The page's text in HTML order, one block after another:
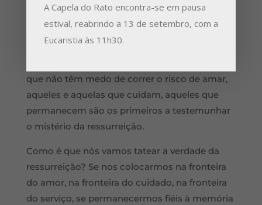
Daquele.” Elas não tinham nada a perder. E, ao
mesmo tempo, o testemunho das mulheres
também não era válido num tribunal judaico.
que não têm medo de correr o risco de amar,
aqueles e aquelas que cuidam, aqueles que
permanecem são os primeiros a testemunhar
o mistério da ressurreição.
Como é que nós vamos tatear a verdade da
ressurreição? Se nos colocarmos na fronteira
do amor, na fronteira do cuidado, na fronteira
do serviço, se permanecermos fiéis à memória
A Capela do Rato encontra-se em pausa
estival, reabrindo a 13 de setembro, com a
Eucaristia às 11h30.